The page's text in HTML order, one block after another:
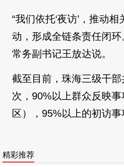
“我们依托‘夜访’，推动
动，形成全链条责任闭
常务副书记王放达说。
截至目前，珠海三级干部
次，90%以上群众反映
区），95%以上的初访事
精彩推荐